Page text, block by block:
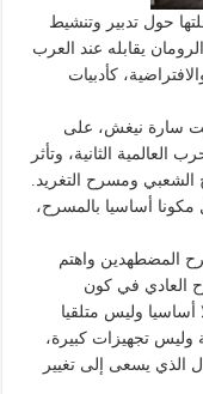
حول تدبير وتنشيط
يقابله عند العرب
كأدبيات
سارة نيغش، على
الثانية، وتأثر
الشعبي ومسرح التغريد.
مكونا أساسيا بالمسرح،
المضطهدين واهتم
العادي في كون
أساسيا وليس متلقيا
تجهيزات كبيرة،
الذي يسعى إلى تغيير